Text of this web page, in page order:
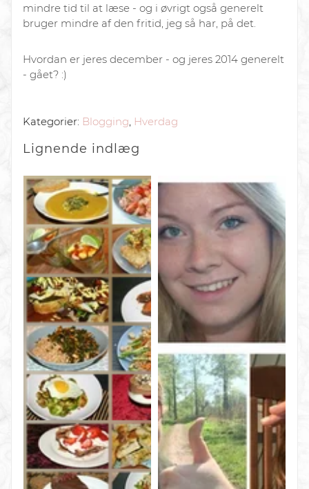
mindre tid til at læse - og i øvrigt også generelt
bruger mindre af den fritid, jeg så har, på det.
Hvordan er jeres december - og jeres 2014 generelt
- gået? :)
Kategorier: Blogging, Hverdag
Lignende indlæg